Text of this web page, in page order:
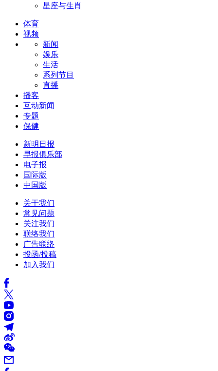
星座与生肖
体育
视频
新闻
娱乐
生活
系列节目
直播
播客
互动新闻
专题
保健
新明日报
早报俱乐部
电子报
国际版
中国版
关于我们
常见问题
关注我们
联络我们
广告联络
投函/投稿
加入我们